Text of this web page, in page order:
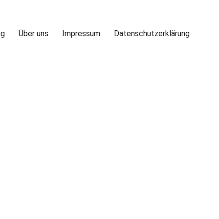
Über uns Impressum Datenschutzerklärung